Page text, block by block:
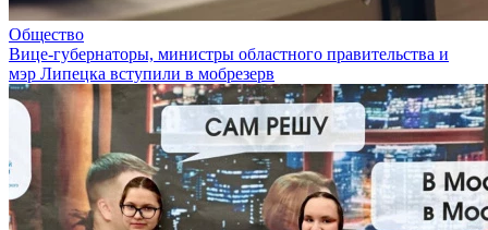
Общество
Вице-губернаторы, министры областного правительства и
мэр Липецка вступили в мобрезерв